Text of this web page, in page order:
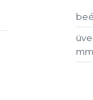
mm